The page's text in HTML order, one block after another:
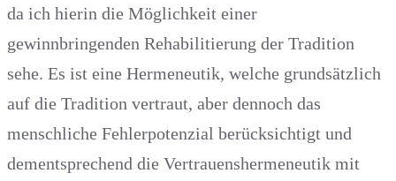
da ich hierin die Möglichkeit einer
gewinnbringenden Rehabilitierung der Tradition
sehe. Es ist eine Hermeneutik, welche grundsätzlich
auf die Tradition vertraut, aber dennoch das
menschliche Fehlerpotenzial berücksichtigt und
dementsprechend die Vertrauenshermeneutik mit